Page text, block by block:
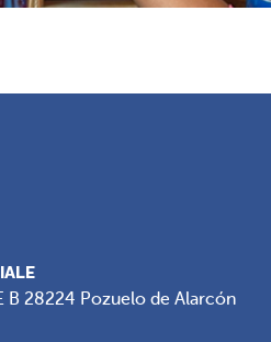
B 28224 Pozuelo de Alarcón